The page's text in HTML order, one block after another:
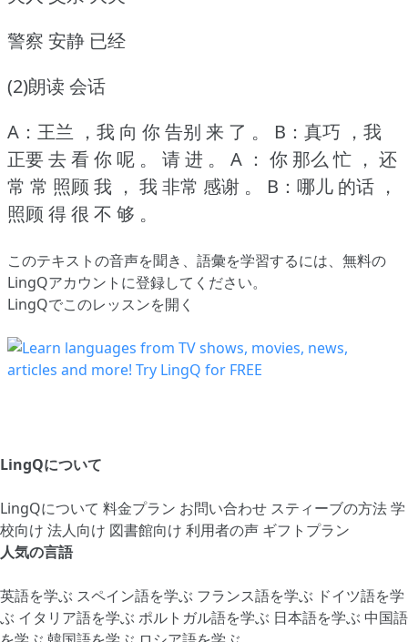
警察 安静 已经
(2)朗读 会话
A：王兰 ，我 向 你 告别 来 了 。
B：真巧 ，我
正要 去 看 你 呢 。
请 进 。
A ： 你 那么 忙 ， 还
常 常 照顾 我 ， 我 非常 感谢 。
B：哪儿 的话 ，
照顾 得 很 不 够 。
このテキストの音声を聞き、語彙を学習するには、 無料の
LingQアカウントに登録してください。
LingQでこのレッスンを開く
LingQについて
LingQについて 料金プラン お問い合わせ スティーブの方法学
校向け 法人向け 図書館向け 利用者の声 ギフトプラン
人気の言語
英語を学ぶ スペイン語を学ぶ フランス語を学ぶ ドイツ語を学
ぶ イタリア語を学ぶ ポルトガル語を学ぶ 日本語を学ぶ 中国語